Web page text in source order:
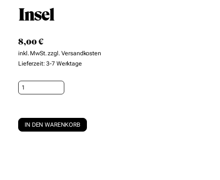
Insel
8,00€
inkl. MwSt. zzgl. Versandkosten
Lieferzeit:3-7 Werktage
Insel
Menge
IN DEN WARENKORB